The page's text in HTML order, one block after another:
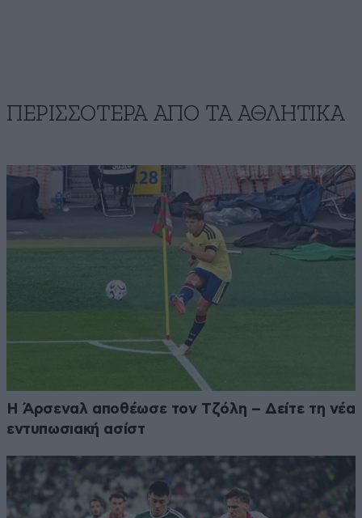
ΠΕΡΙΣΣΟΤΕΡΑ ΑΠΟ ΤA ΑΘΛΗΤΙΚΑ
Η Άρσεναλ αποθέωσε τον Τζόλη – Δείτε τη νέα
εντυπωσιακή ασίστ